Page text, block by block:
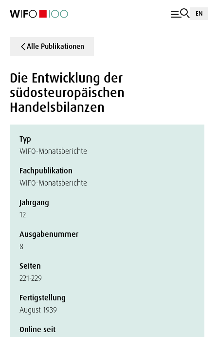
EN
Alle Publikationen
Die Entwicklung der
südosteuropäischen
Handelsbilanzen
Typ
WIFO-Monatsberichte
Fachpublikation
WIFO-Monatsberichte
Jahrgang
12
Ausgabenummer
8
Seiten
221-229
Fertigstellung
August 1939
Online seit